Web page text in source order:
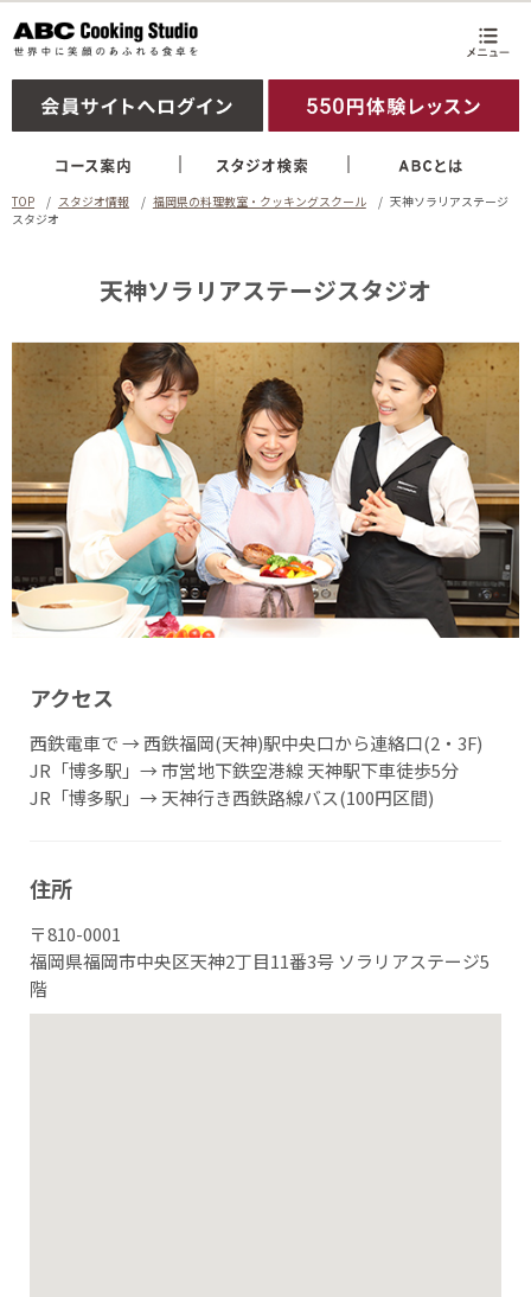
TOP スタジオ情報 福岡県の料理教室・クッキングスクール
天神ソラリアステージ
スタジオ
天神ソラリアステージスタジオ
アクセス
西鉄電車で → 西鉄福岡(天神)駅中央口から連絡口(2・3F)
JR「博多駅」→ 市営地下鉄空港線 天神駅下車徒歩5分
JR「博多駅」→ 天神行き西鉄路線バス(100円区間)
住所
〒810-0001
福岡県福岡市中央区天神2丁目11番3号 ソラリアステージ5
階